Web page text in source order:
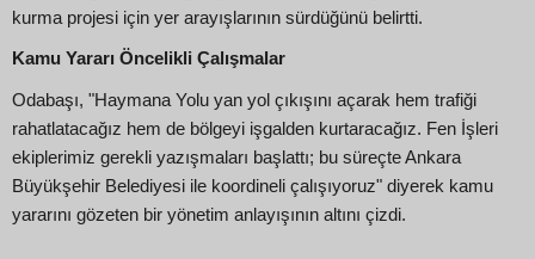
kurma projesi için yer arayışlarının sürdüğünü belirtti.
Kamu Yararı Öncelikli Çalışmalar
Odabaşı, "Haymana Yolu yan yol çıkışını açarak hem trafiği
rahatlatacağız hem de bölgeyi işgalden kurtaracağız. Fen İşleri
ekiplerimiz gerekli yazışmaları başlattı; bu süreçte Ankara
Büyükşehir Belediyesi ile koordineli çalışıyoruz" diyerek kamu
yararını gözeten bir yönetim anlayışının altını çizdi.